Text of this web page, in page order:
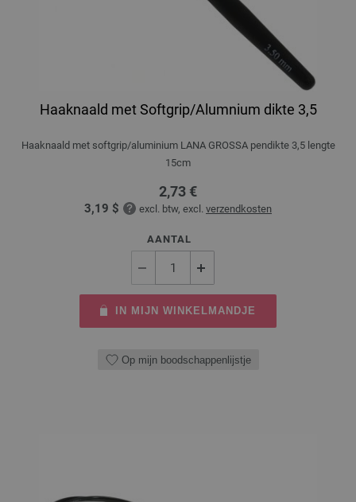
Haaknaald met Softgrip/Alumnium dikte 3,5
Haaknaald met softgrip/aluminium LANA GROSSA pendikte 3,5 lengte
15cm
2,73 €
3,19 $ excl. btw, excl. verzendkosten
AANTAL
IN MIJN WINKELMANDJE
Op mijn boodschappenlijstje